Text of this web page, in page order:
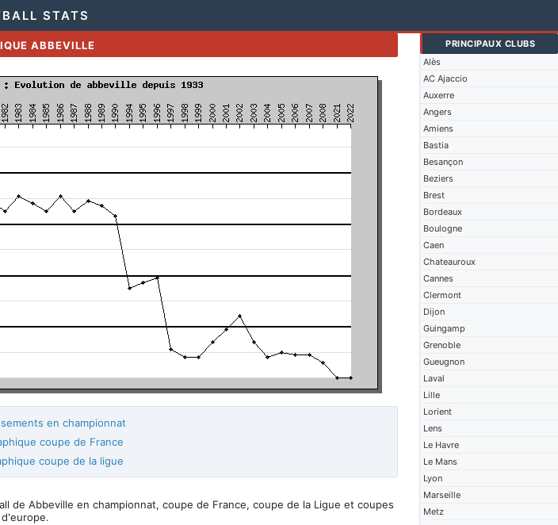
STATS
PRINCIPAUX CLUBS
Alès
AC Ajaccio
Auxerre
Angers
Amiens
Bastia
Besançon
Beziers
Brest
Bordeaux
Boulogne
Caen
Chateauroux
Cannes
Clermont
Dijon
Guingamp
Grenoble
Gueugnon
Laval
Lille
Lorient
Lens
Le Havre
Le Mans
Lyon
Marseille
Metz
ABBEVILLE
en championnat
coupe de France
coupe de la ligue
de Abbeville en championnat, coupe de France, coupe de la Ligue et coupes
d'europe.